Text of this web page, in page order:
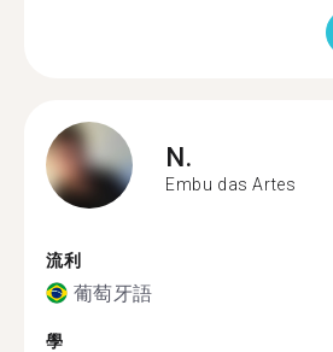
N.
Embu das Artes
流利
葡萄牙語
學